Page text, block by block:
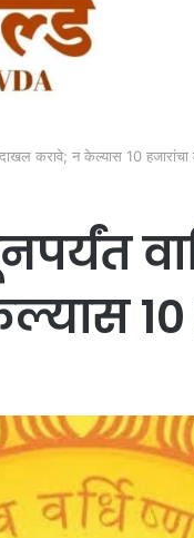
दाखल करावे; न केल्यास 10
10